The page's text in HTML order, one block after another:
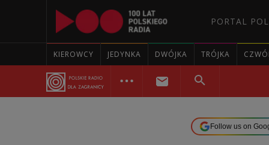
PORTAL
KIEROWCY JEDYNKA DWÓJKA TRÓJKA
Follow us on